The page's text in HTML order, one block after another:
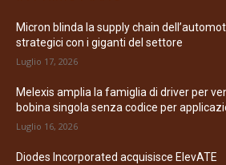
Micron blinda la supply chain
strategici con i giganti del settore
Luglio 17, 2026
Melexis amplia la famiglia di driver per
bobina singola senza codice per
Luglio 16, 2026
Diodes Incorporated acquisisce ElevATE